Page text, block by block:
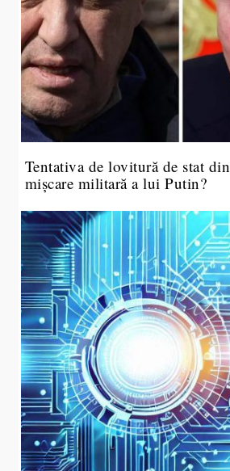
Tentativa de lovitură de stat
mișcare militară a lui Putin?